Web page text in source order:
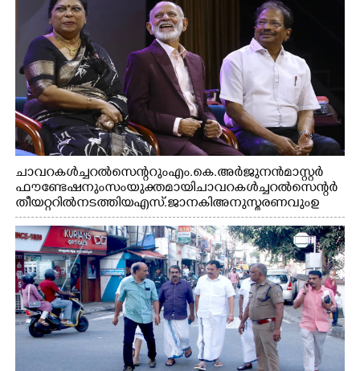
ചാവറ കൾച്ചറൽ സെന്ററും എം.കെ. അർജുനൻ മാസ്റ്റർ
ഫൗണ്ടേഷനും സംയുക്തമായി ചാവറ കൾച്ചറൽ സെന്റർ
തീയറ്ററിൽ നടത്തിയ എസ്. ജാനകി അനുസ്മരണവും ഉ
ദ്ഘാടനം ചെയ്യാനെത്തിയ സംഗീത സംവിധായകൻ ജെറി
അമൽദേവ്, ഗായിക ജെൻസി, എം.കെ. അർജുനൻ
ഫൗണ്ടേഷൻ ചെയർമാൻ ഡോ. രാധാകൃഷ്ണൻ എന്നിവർ